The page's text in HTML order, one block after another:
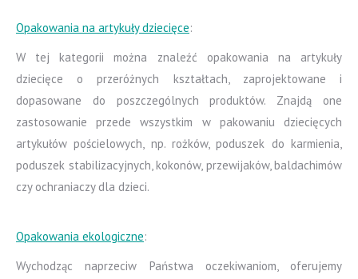
Opakowania na artykuły dziecięce:
W tej kategorii można znaleźć opakowania na artykuły
dziecięce o przeróżnych kształtach, zaprojektowane i
dopasowane do poszczególnych produktów. Znajdą one
zastosowanie przede wszystkim w pakowaniu dziecięcych
artykułów pościelowych, np. rożków, poduszek do karmienia,
poduszek stabilizacyjnych, kokonów, przewijaków, baldachimów
czy ochraniaczy dla dzieci.
Opakowania ekologiczne:
Wychodząc naprzeciw Państwa oczekiwaniom, oferujemy